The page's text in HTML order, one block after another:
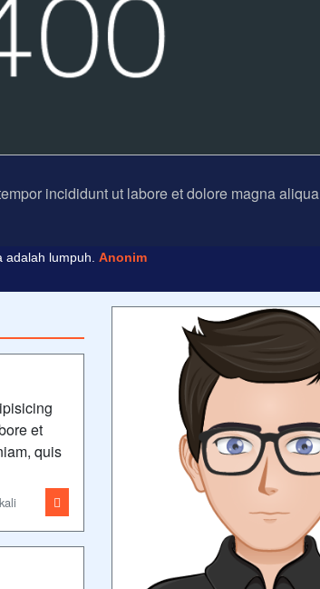
incididunt ut labore et dolore magna aliqua
mempersiapkan dirinya hari ini. Anonim
adalah lumpuh.
et
quis